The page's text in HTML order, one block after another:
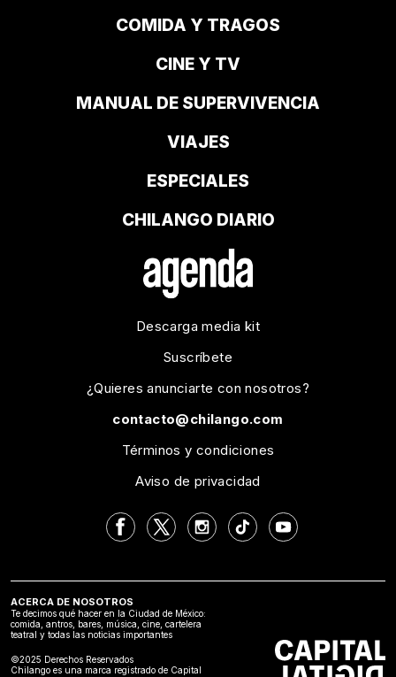
COMIDA Y TRAGOS
CINE Y TV
MANUAL DE SUPERVIVENCIA
VIAJES
ESPECIALES
CHILANGO DIARIO
Descarga media kit
Suscríbete
¿Quieres anunciarte con nosotros?
contacto@chilango.com
Términos y condiciones
Aviso de privacidad
ACERCA DE NOSOTROS
Te decimos qué hacer en la Ciudad de México:
comida, antros, bares, música, cine, cartelera
teatral y todas las noticias importantes
©2025 Derechos Reservados
Chilango es una marca registrado de Capital